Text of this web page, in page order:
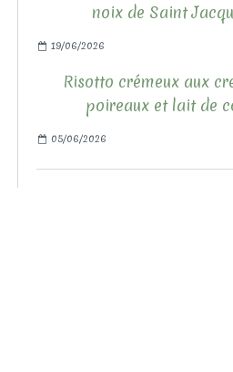
noix de Saint
19/06/2026
Risotto crémeux aux
poireaux et lait de
05/06/2026